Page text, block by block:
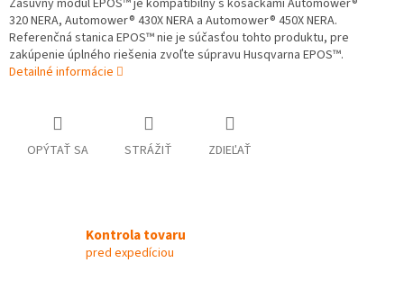
320 NERA, Automower® 430X NERA a Automower® 450X NERA.
Referenčná stanica EPOS™ nie je súčasťou tohto produktu, pre
zakúpenie úplného riešenia zvoľte súpravu Husqvarna EPOS™.
Detailné informácie
OPÝTAŤ SA STRÁŽIŤ ZDIEĽAŤ
Kontrola tovaru
pred expedíciou